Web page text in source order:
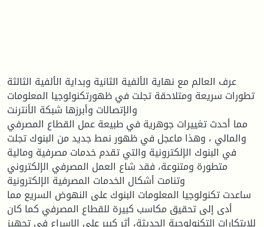
عرف العالم مع نهاية الألفية الثانية وبداية الألفية الثالثة
تطورات سريعة ومتلاحقة تجلت في ظهورتكنولوجيا المعلومات
والإتصالات وأبرزها شبكة الأنترنت
مما أحدث تغييرات جوهرية في طبيعة عمل القطاع المصرفي
والمالي ، وهذا ماعجل في ظهور نمط جديد من البنوك تجلت
في البنوك الإلكترونية والتي تقدم خدمات مصرفية ومالية
متطورة ومتنوعة، فقد شاع العمل المصرفي الإلكتروني
وتنامت أشكال الخدمات المصرفية الإلكترونية
ساعدت تكنولوجيا المعلومات البنوك على النهوض السريع مما
أدى إلى تحقيق مكاسب كبيرة للقطاع المصرفي كما كان
للابتكارات التكنولوجية الحديثة، أثر كبير على الإسراع في تجهيز